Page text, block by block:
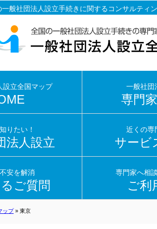
般社団法人設立手続きに関するコンサルティ
ップ» 東京
設立全国マップ 一般社団
専門
りたい！
法人設立
近くの専
サービ
安を解消
ご質問
専門家へ相
ご利